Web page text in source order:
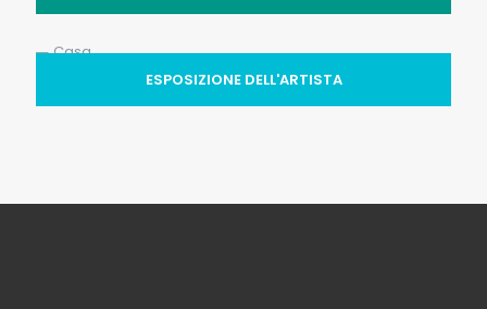
ESPOSIZIONE DELL'ARTISTA